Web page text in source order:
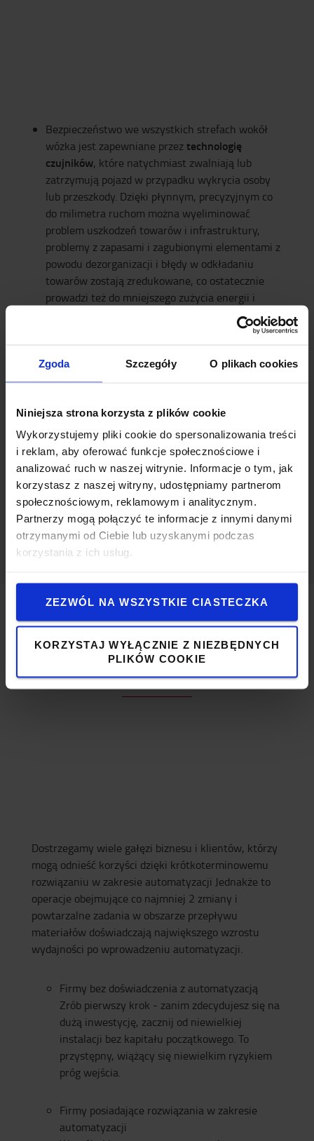
Zgoda Szczegóły O plikach cookies
Niniejsza strona korzysta z plików cookie
Wykorzystujemy pliki cookie do spersonalizowania treści
i reklam, aby oferować funkcje społecznościowe i
analizować ruch w naszej witrynie. Informacje o tym, jak
korzystasz z naszej witryny, udostępniamy partnerom
społecznościowym, reklamowym i analitycznym.
Partnerzy mogą połączyć te informacje z innymi danymi
otrzymanymi od Ciebie lub uzyskanymi podczas
korzystania z ich usług.
ZEZWÓL NA WSZYSTKIE CIASTECZKA
KORZYSTAJ WYŁĄCZNIE Z NIEZBĘDNYCH
PLIKÓW COOKIE
Bezpieczeństwo we wszystkich strefach wokół
wózka jest zapewniane przeztechnologię
czujników, które natychmiast zwalniają lub
zatrzymują pojazd w przypadku wykrycia osoby
lub przeszkody. Dzięki płynnym, precyzyjnym co
do milimetra ruchom można wyeliminować
problem uszkodzeń towarów i infrastruktury,
problemy z zapasami i zagubionymi elementami z
powodu dezorganizacji i błędy w odkładaniu
towarów zostają zredukowane, co ostatecznie
prowadzi też do mniejszego zużycia energii i
zredukowania kosztów operacyjnych. Dodatkowe
bezpieczeństwo jest zapewnione przez przyciski
pojeździe.
Sprawnakomunikacja i realizacja zamówień
systemu T-ONE.
CHCĘ SIĘ DOWIEDZIEĆ WIĘCEJ O SWARM
AUTOMATION GO
MAM INNE POTRZEBY W ZAKRESIE
AUTOMATYZACJI
Kto może odnieść korzyści dzięki
krótkoterminowemu rozwiązaniu w zakresie
automatyzacji?
Dostrzegamy wiele gałęzi biznesu i klientów, którzy
mogą odnieść korzyści dzięki krótkoterminowemu
rozwiązaniu w zakresie automatyzacji Jednakże to
operacje obejmujące co najmniej 2 zmiany i
powtarzalne zadania w obszarze przepływu
materiałów doświadczają największego wzrostu
wydajności po wprowadzeniu automatyzacji.
Firmy bez doświadczenia z automatyzacją
Zrób pierwszy krok - zanim zdecydujesz się na
dużą inwestycję, zacznij od niewielkiej
instalacji bez kapitału początkowego. To
przystępny, wiążący się niewielkim ryzykiem
próg wejścia.
Firmy posiadające rozwiązania w zakresie
automatyzacji